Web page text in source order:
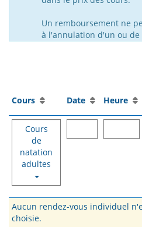
Un remboursement ne
à l'annulation d'un ou
Cours Date Heure
Cours
de
natation
adultes
Aucun rendez-vous individuel
choisie.